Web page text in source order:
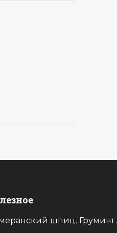
шпиц. Груминг.
Спасибо большущее за